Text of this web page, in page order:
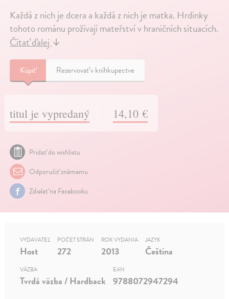
Každá z nich je dcera a každá z nich je matka. Hrdinky
tohoto románu prožívají mateřství v hraničních situacích.
Čítať ďalej↓
Kúpiť Rezervovať v kníhkupectve
titul je vypredaný 14,10 €
Pridať do wishlistu
Odporučiť známemu
Zdielať na Facebooku
VYDAVATEĽ
Host
POČET STRÁN
272
ROK VYDANIA
2013
JAZYK
Čeština
VÄZBA
Tvrdá väzba / Hardback
EAN
9788072947294